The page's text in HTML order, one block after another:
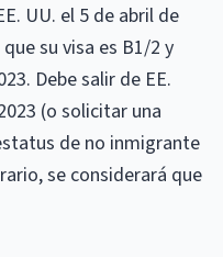
UU. el 5 de abril de
su visa es B1/2 y
Debe salir de EE.
(o solicitar una
de no inmigrante
se considerará que